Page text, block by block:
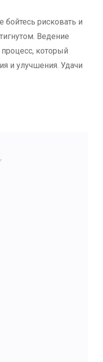
рисковать и
Ведение
который
и улучшения. Удачи